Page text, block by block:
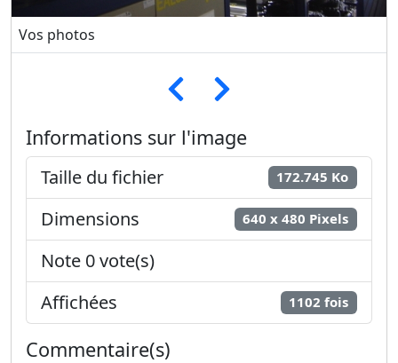
Vos photos
Informations sur l'image
Taille du fichier 172.745 Ko
Dimensions 640 x 480 Pixels
Note 0 vote(s)
Affichées
1102 fois
Commentaire(s)